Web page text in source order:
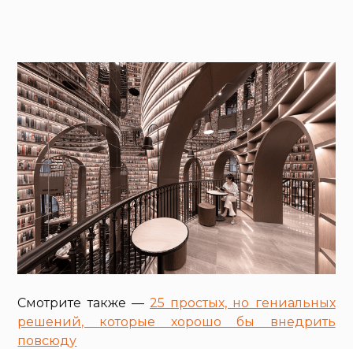
Смотрите также — 25 простых, но гениальных
решений, которые хорошо бы внедрить
повсюду